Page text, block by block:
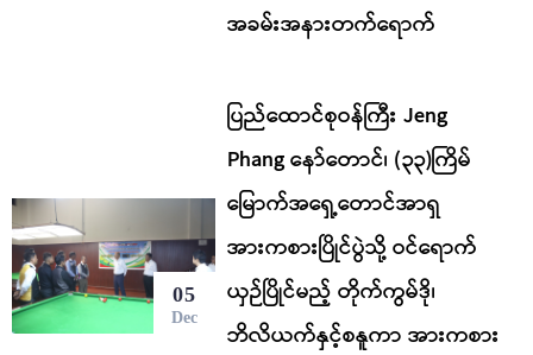
အခမ်းအနားတက်ရောက်
05
Dec
ပြည်ထောင်စုဝန်ကြီး Jeng
Phang နော်တောင်၊ (၃၃)ကြိမ်
မြောက်အရှေ့တောင်အာရှ
အားကစားပြိုင်ပွဲသို့ ဝင်ရောက်
ယှဉ်ပြိုင်မည့် တိုက်ကွမ်ဒို၊
ဘိလိယက်နှင့်စနူကာ အားကစား